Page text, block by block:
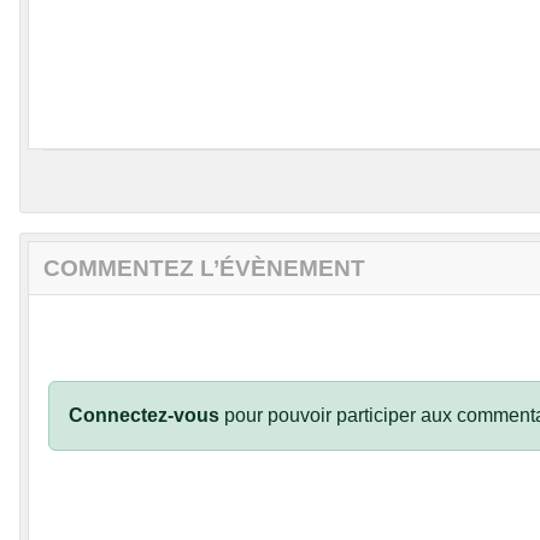
COMMENTEZ L’ÉVÈNEMENT
Connectez-vous pour pouvoir participer aux